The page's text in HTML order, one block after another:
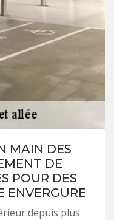
MAIN DES
DE
POUR DES
ENVERGURE
depuis plus